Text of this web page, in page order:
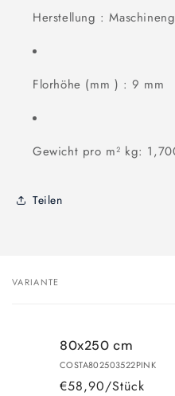
Herstellung :
Florhöhe (mm ) : 9 mm
Gewicht pro m² kg:
Teilen
Dein
VARIANTE
80x250 cm
COSTA802503522PINK
€58,90/Stück